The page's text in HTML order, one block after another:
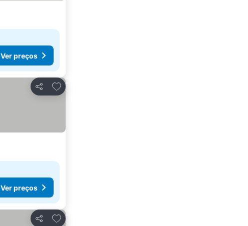
Ver preços
Partilhar
Adicionar aos favoritos
Ver preços
Partilhar
Adicionar aos favoritos